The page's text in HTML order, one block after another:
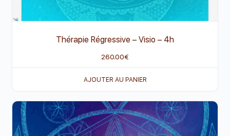
Thérapie Régressive – Visio – 4h
260.00€
AJOUTER AU PANIER